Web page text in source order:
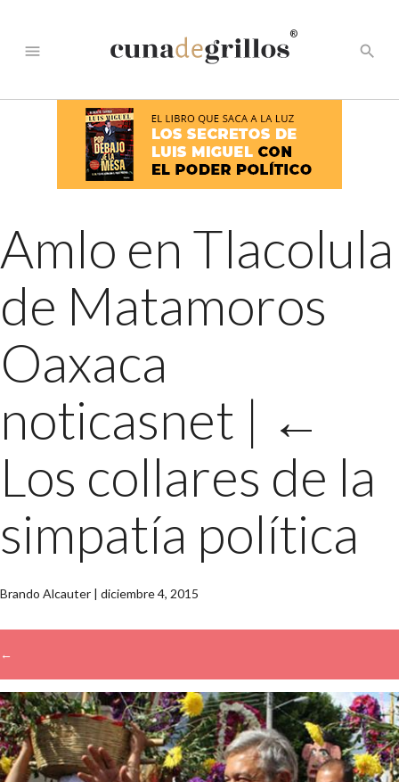
menu
®
search
Amlo en Tlacolula
de Matamoros
Oaxaca
noticasnet | ←
Los collares de la
simpatía política
Brando Alcauter | diciembre 4, 2015
←
→